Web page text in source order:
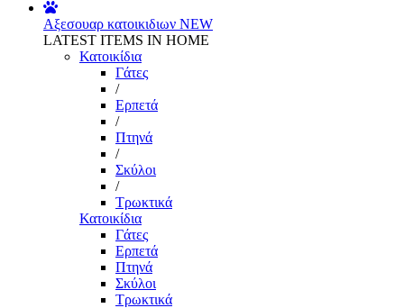
Αξεσουαρ κατοικιδιων NEW
LATEST ITEMS IN HOME
Κατοικίδια
Γάτες
/
Ερπετά
/
Πτηνά
/
Σκύλοι
/
Τρωκτικά
Κατοικίδια
Γάτες
Ερπετά
Πτηνά
Σκύλοι
Τρωκτικά